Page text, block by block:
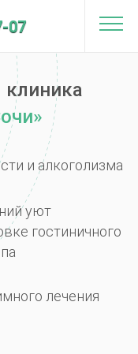
07
клиника
и алкоголизма
уют
гостиничного
лечения